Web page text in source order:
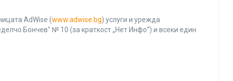
AdWise (www.adwise.bg) услуги и урежда
Бончев" № 10 (за краткост „Нет Инфо“) и всеки един